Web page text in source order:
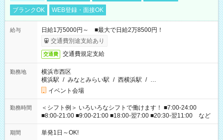
ブランクOK
WEB登録・面接OK
給与
日給1万5000円～ ■最大で日給2万8500円！
交通費別途支給あり
交通費 交通費規定支給
勤務地
横浜市西区
横浜駅 / みなとみらい駅 / 西横浜駅 / …
イベント会場
勤務時間
＜シフト例＞ いろいろなシフトで働けます！ ■7:00-24:00
■8:00-21:00 ■9:00-21:00 ■18:00-翌7:00 ■20:30-翌11:00 など
期間 単発1日～OK!